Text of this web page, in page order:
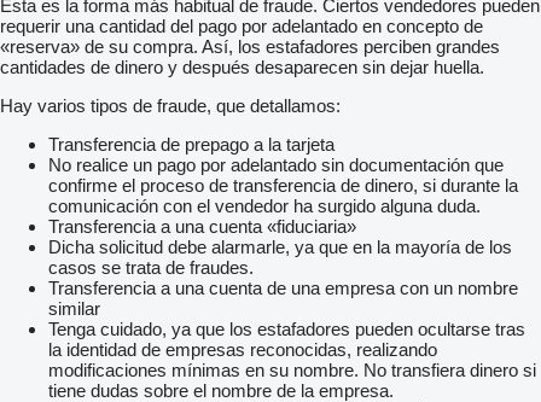
Esta es la forma más habitual de fraude. Ciertos vendedores pueden
requerir una cantidad del pago por adelantado en concepto de
«reserva» de su compra. Así, los estafadores perciben grandes
cantidades de dinero y después desaparecen sin dejar huella.
Hay varios tipos de fraude, que detallamos:
Transferencia de prepago a la tarjeta
No realice un pago por adelantado sin documentación que
confirme el proceso de transferencia de dinero, si durante la
comunicación con el vendedor ha surgido alguna duda.
Transferencia a una cuenta «fiduciaria»
Dicha solicitud debe alarmarle, ya que en la mayoría de los
casos se trata de fraudes.
Transferencia a una cuenta de una empresa con un nombre
similar
Tenga cuidado, ya que los estafadores pueden ocultarse tras
la identidad de empresas reconocidas, realizando
modificaciones mínimas en su nombre. No transfiera dinero si
tiene dudas sobre el nombre de la empresa.